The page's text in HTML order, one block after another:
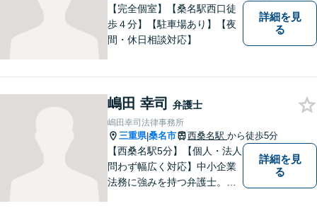
利用可】
【完全個室】【桑名駅西口徒
歩４分】【駐車場あり】【夜
間・休日相談対応】
詳細を見
る
嶋田 幸司 弁護士
嶋田幸司法律事務所
三重県|桑名市 西桑名駅 から徒歩5分
【西桑名駅5分】【個人・法人
問わず幅広く対応】中小企業
法務に強みを持つ弁護士。個
詳細を見
る